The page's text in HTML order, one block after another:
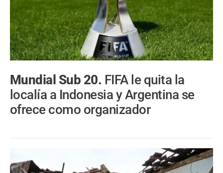
Mundial Sub 20. FIFA le quita la
localía a Indonesia y Argentina se
ofrece como organizador